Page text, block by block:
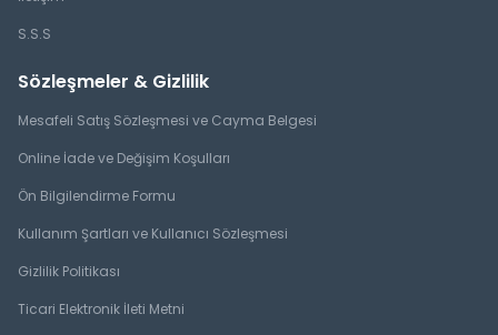
S.S.S
Sözleşmeler & Gizlilik
Mesafeli Satış Sözleşmesi ve Cayma Belgesi
Online İade ve Değişim Koşulları
Ön Bilgilendirme Formu
Kullanım Şartları ve Kullanıcı Sözleşmesi
Gizlilik Politikası
Ticari Elektronik İleti Metni